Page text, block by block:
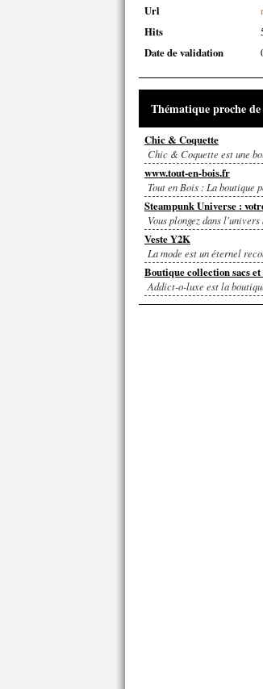
Url
Hits
Date de validation
Thématique proche
Chic & Coquette
Chic & Coquette est une
www.tout-en-bois.fr
Tout en Bois : La boutique
Steampunk Universe :
Vous plongez dans
Veste Y2K
La mode est un éternel
Boutique collection sacs
Addict-o-luxe est la